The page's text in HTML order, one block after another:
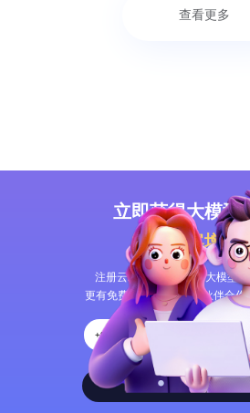
查看更多
立即获得大模型
智能获客增长
注册云蝠智能，体验AI大模型
更有免费 CRM 任意用，伙伴合作
+86
产品试用